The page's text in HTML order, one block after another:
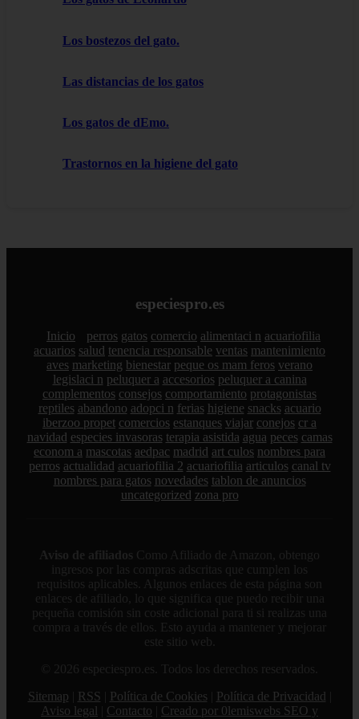
Los bostezos del gato.
Las distancias de los gatos
Los gatos de dEmo.
Trastornos en la higiene del gato
especiespro.es
Inicio perros gatos comercio alimentaci n acuariofilia
acuarios salud tenencia responsable ventas mantenimiento
aves marketing bienestar peque os mam feros verano
legislaci n peluquer a accesorios peluquer a canina
complementos consejos comportamiento protagonistas
reptiles abandono adopci n ferias higiene snacks acuario
iberzoo propet comercios estanques viajar conejos cr a
navidad especies invasoras terapia asistida agua peces camas
econom a mascotas aedpac madrid art culos nombres para
perros actualidad acuariofilia 2 acuariofilia articulos canal tv
nombres para gatos novedades tablon de anuncios
uncategorized zona pro
Aviso de afiliados Como Afiliado de Amazon, obtengo
ingresos por las compras adscritas que cumplen los
requisitos aplicables. Algunos enlaces de esta página son
enlaces de afiliado, lo que significa que puedo recibir una
pequeña comisión sin coste adicional para ti si realizas una
compra a través de ellos. Esto ayuda a mantener y mejorar
este sitio web.
© 2026 especiespro.es. Todos los derechos reservados.
Sitemap
RSS Política de Cookies Política de Privacidad
Aviso legal
Contacto
Creado por 0lemiswebs SEO y